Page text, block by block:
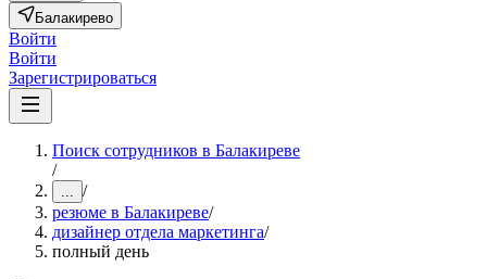
Балакирево
Войти
Войти
Зарегистрироваться
Поиск сотрудников в Балакиреве
/
... /
резюме в Балакиреве/
дизайнер отдела маркетинга/
полный день